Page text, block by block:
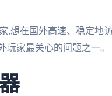
,想在国外高速、稳定地
家最关心的问题之一。